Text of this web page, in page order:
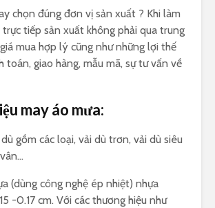
chọn đúng đơn vị sản xuất ? Khi làm
tiếp sản xuất không phải qua trung
mua hợp lý cũng như những lợi thế
toán, giao hàng, mẫu mã, sự tư vấn về
may áo mưa:
gồm các loại, vải dù trơn, vải dù siêu
(dùng công nghệ ép nhiệt) nhựa
-0.17 cm. Với các thương hiệu như